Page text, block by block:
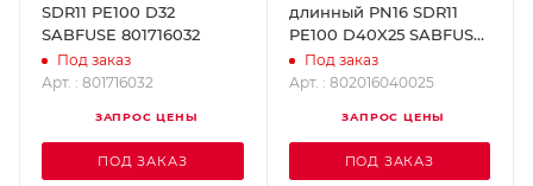
SDR11 PE100 D32
SABFUSE 801716032
Под заказ
Арт. : 801716032
ЗАПРОС ЦЕНЫ
ПОД ЗАКАЗ
длинный PN16 SDR11
PE100 D40X25 SABFUSE
802016040025
Под заказ
Арт. : 802016040025
ЗАПРОС ЦЕНЫ
ПОД ЗАКАЗ